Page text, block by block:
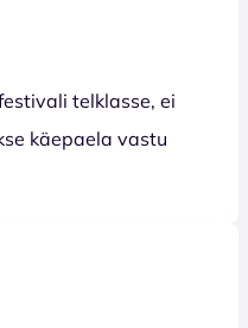
telklasse, ei
käepaela vastu